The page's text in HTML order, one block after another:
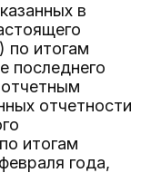
в
по итогам
последнего
отчетности
итогам
года,